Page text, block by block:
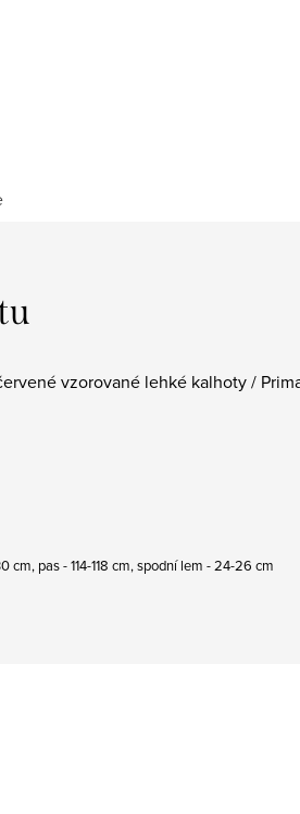
vzorované lehké kalhoty /
cm, pas - 114-118 cm, spodní lem - 24-26 cm